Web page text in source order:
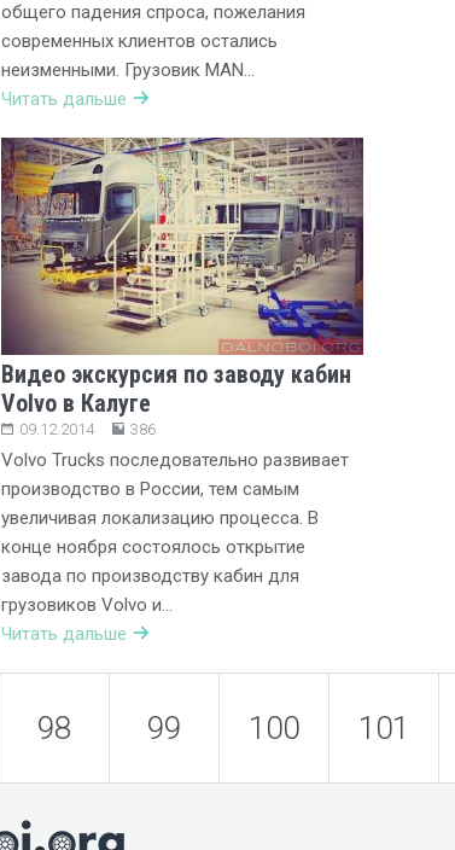
общего падения спроса, пожелания
современных клиентов остались
неизменными. Грузовик MAN…
Читать дальше
Видео экскурсия по заводу кабин
Volvo в Калуге
09.12.2014 386
Volvo Trucks последовательно развивает
производство в России, тем самым
увеличивая локализацию процесса. В
конце ноября состоялось открытие
завода по производству кабин для
грузовиков Volvo и…
Читать дальше
98 99 100 101